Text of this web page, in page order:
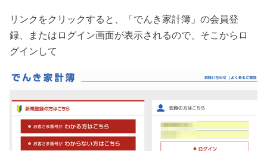
リンクをクリックすると、「でんき家計簿」の会員登
録、またはログイン画面が表示されるので、そこからロ
グインして